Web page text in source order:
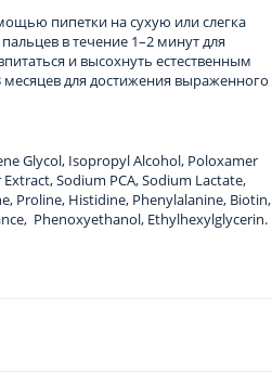
пипетки на сухую или слегка
в течение 1–2 минут для
и высохнуть естественным
для достижения выраженного
Glycol, Isopropyl Alcohol, Poloxamer
Sodium PCA, Sodium Lactate,
Proline, Histidine, Phenylalanine, Biotin,
Phenoxyethanol, Ethylhexylglycerin.